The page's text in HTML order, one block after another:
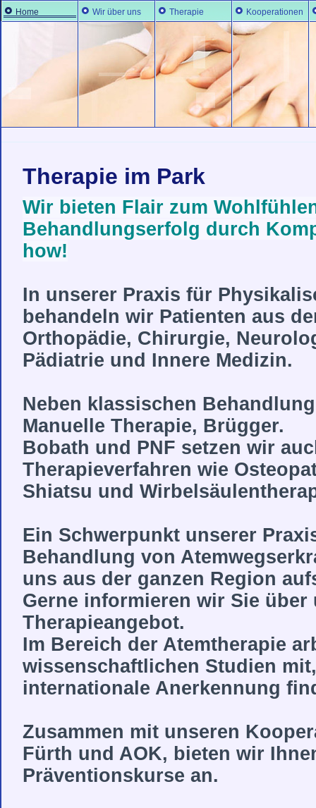
Home Wir über uns Therapie Kooperationen
Therapie im Park
Wir bieten Flair zum
Behandlungserfolg durch
how!
In unserer Praxis für
behandeln wir Patienten aus
Orthopädie, Chirurgie,
Pädiatrie und Innere Medizin.
Neben klassischen
Manuelle Therapie, Brügger.
Bobath und PNF setzen wir
Therapieverfahren wie
Shiatsu und
Ein Schwerpunkt unserer
Behandlung von
uns aus der ganzen Region
Gerne informieren wir Sie
Therapieangebot.
Im Bereich der Atemtherapie
wissenschaftlichen Studien
internationale Anerkennung
Zusammen mit unseren
Fürth und AOK, bieten wir
Präventionskurse an.